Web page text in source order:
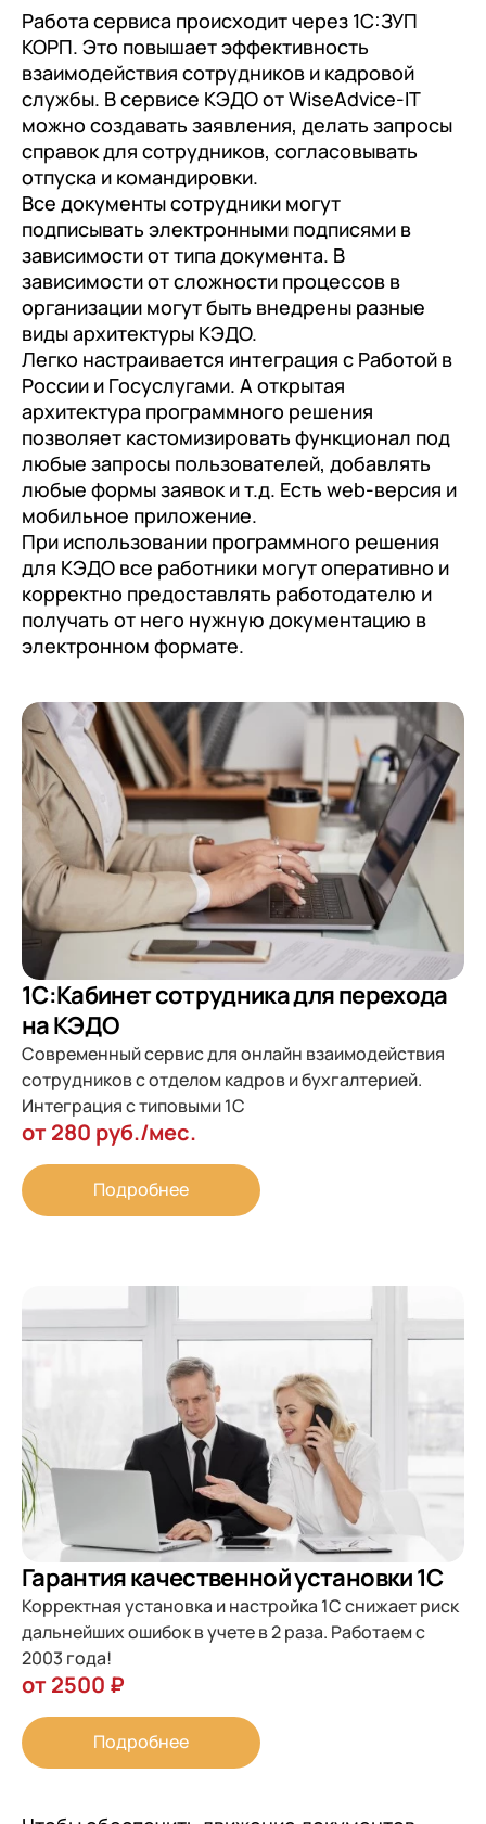
Работа сервиса происходит через 1C:ЗУП
КОРП. Это повышает эффективность
взаимодействия сотрудников и кадровой
службы. В сервисе КЭДО от WiseAdvice-IT
можно создавать заявления, делать запросы
справок для сотрудников, согласовывать
отпуска и командировки.
Все документы сотрудники могут
подписывать электронными подписями в
зависимости от типа документа. В
зависимости от сложности процессов в
организации могут быть внедрены разные
виды архитектуры КЭДО.
Легко настраивается интеграция с Работой в
России и Госуслугами. А открытая
архитектура программного решения
позволяет кастомизировать функционал под
любые запросы пользователей, добавлять
любые формы заявок и т.д. Есть web-версия и
мобильное приложение.
При использовании программного решения
для КЭДО все работники могут оперативно и
корректно предоставлять работодателю и
получать от него нужную документацию в
электронном формате.
1С:Кабинет сотрудника для перехода
на КЭДО
Современный сервис для онлайн взаимодействия
сотрудников с отделом кадров и бухгалтерией.
Интеграция с типовыми 1С
от 280 руб./мес.
Подробнее
Гарантия качественной установки 1С
Корректная установка и настройка 1С снижает риск
дальнейших ошибок в учете в 2 раза. Работаем с
2003 года!
от 2500 ₽
Подробнее